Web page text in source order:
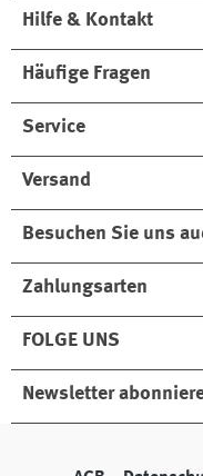
Hilfe & Kontakt
Häufige Fragen
Service
Versand
Besuchen Sie uns
Zahlungsarten
FOLGE UNS
Newsletter